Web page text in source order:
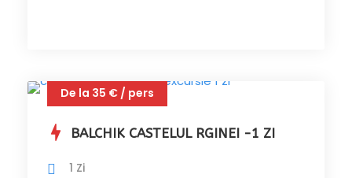
De la 35 € / pers
BALCHIK CASTELUL RGINEI -1 ZI
1 Zi